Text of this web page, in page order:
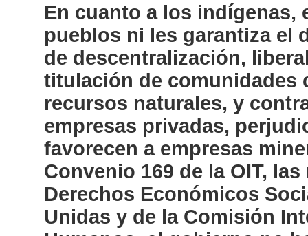
En cuanto a los indígenas,
pueblos ni les garantiza el
de descentralización,
titulación de comunidades
recursos naturales, y
empresas privadas,
favorecen a empresas
Convenio 169 de la OIT,
Derechos Económicos
Unidas y de la Comisión